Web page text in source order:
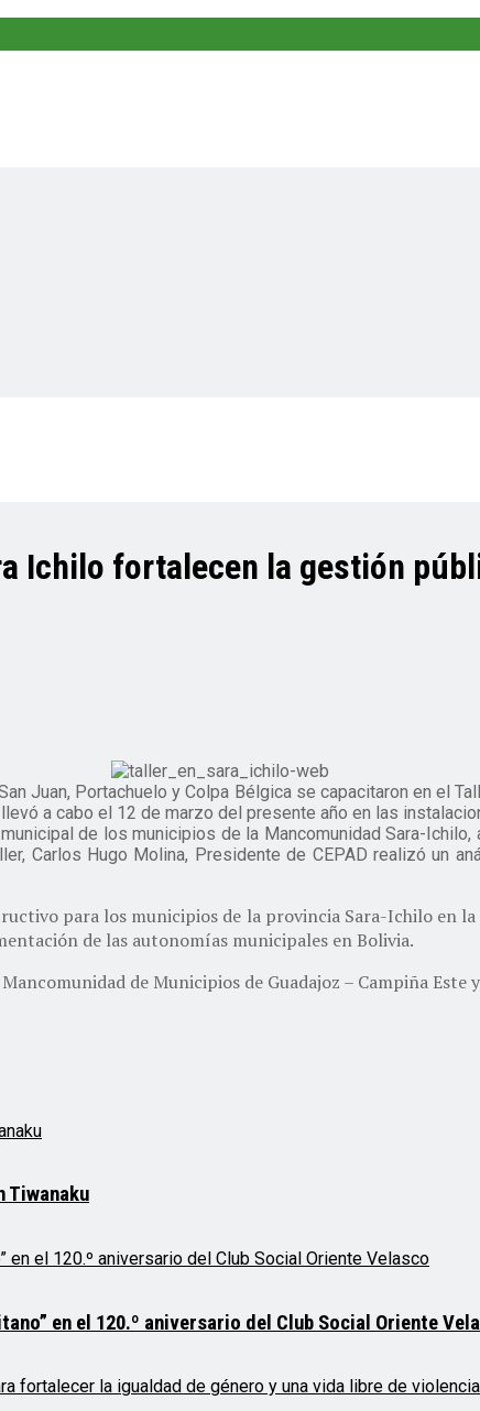
Ichilo fortalecen la gestión
Juan, Portachuelo y Colpa Bélgica se capacitaron en el
a cabo el 12 de marzo del presente año en las
de los municipios de la Mancomunidad Sara-
Carlos Hugo Molina, Presidente de CEPAD realizó un
para los municipios de la provincia Sara-Ichilo en
de las autonomías municipales en Bolivia.
de Municipios de Guadajoz – Campiña
Tiwanaku
en el 120.º aniversario del Club Social Oriente